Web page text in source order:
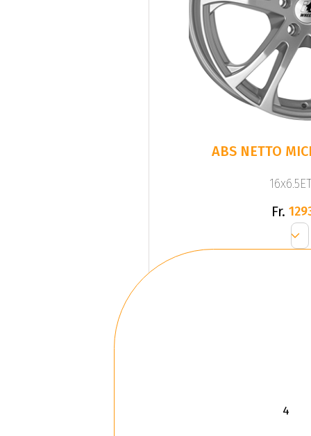
ABS NETTO
Fr.